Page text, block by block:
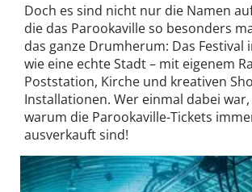
Doch es sind nicht nur die Namen
die das Parookaville so besonders
das ganze Drumherum: Das Festival
wie eine echte Stadt – mit eigenem
Poststation, Kirche und kreativen
Installationen. Wer einmal dabei
warum die Parookaville-Tickets
ausverkauft sind!